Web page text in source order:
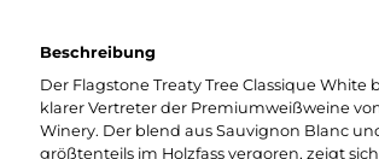
Beschreibung
Der Flagstone Treaty Tree Classique White
klarer Vertreter der Premiumweißweine
Winery. Der blend aus Sauvignon Blanc
größtenteils im Holzfass vergoren, zeigt